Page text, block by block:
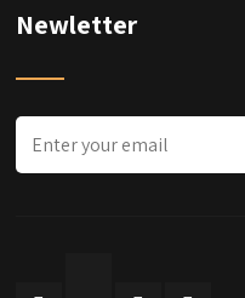
Newletter